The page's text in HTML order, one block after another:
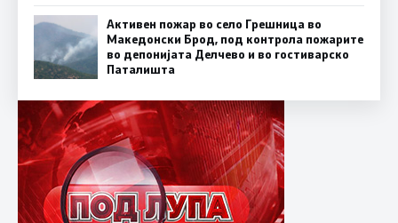
Активен пожар во село Грешница во
Македонски Брод, под контрола пожарите
во депонијата Делчево и во гостиварско
Паталишта